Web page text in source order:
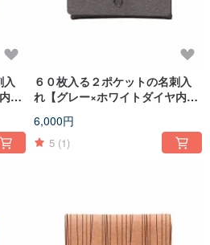
入
６０枚入る２ポケットの名刺入
れ【グレー×ホワイトダイヤ内
6,000円
5 (1)